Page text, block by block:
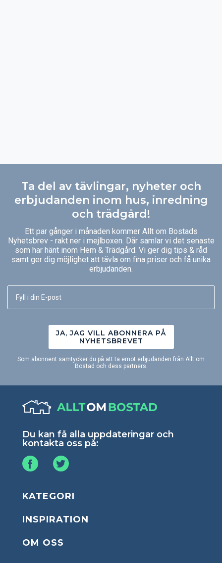
Ta del av tävlingar, nyheter och
erbjudanden inom hus, inredning
och trädgård!
Ett par gånger i månaden kommer Allt om Bostads
Nyhetsbrev - rakt ner i mejlboxen. Där samlar vi det senaste
som har hänt inom Hem & Trädgård. Vi ger dig tips & råd
samt ger dig möjlighet att tävla om fina priser och få unika
erbjudanden.
JA, JAG VILL ABONNERA PÅ
NYHETSBREVET
Som abonnent samtycker du på att ta emot erbjudanden från Allt om
Bostad och dess partners.
Du kan få alla uppdateringar och
kontakta oss på:
KATEGORI
INSPIRATION
OM OSS